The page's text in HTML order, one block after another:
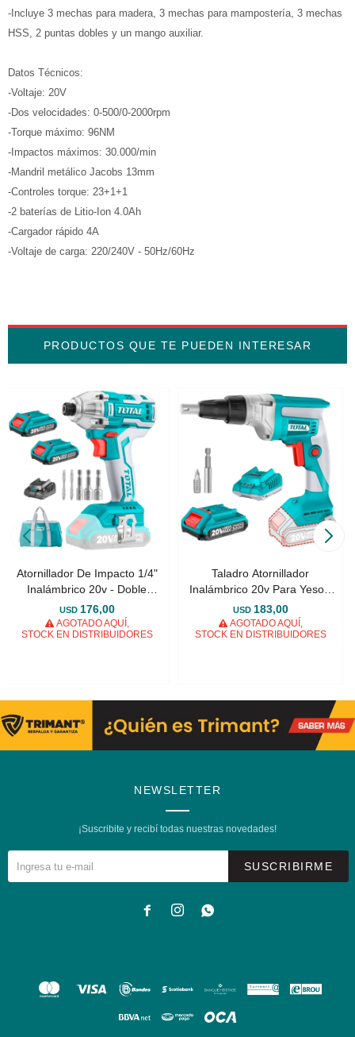
-Incluye 3 mechas para madera, 3 mechas para mampostería, 3 mechas
HSS, 2 puntas dobles y un mango auxiliar.
Datos Técnicos:
-Voltaje: 20V
-Dos velocidades: 0-500/0-2000rpm
-Torque máximo: 96NM
-Impactos máximos: 30.000/min
-Mandril metálico Jacobs 13mm
-Controles torque: 23+1+1
-2 baterías de Litio-Ion 4.0Ah
-Cargador rápido 4A
-Voltaje de carga: 220/240V - 50Hz/60Hz
PRODUCTOS QUE TE PUEDEN INTERESAR
Atornillador De Impacto 1/4"
Inalámbrico 20v - Doble
Batería
USD 176,00
AGOTADO AQUÍ,
STOCK EN DISTRIBUIDORES
Taladro Atornillador
Inalámbrico 20v Para Yeso -
Sin Carbones
USD 183,00
AGOTADO AQUÍ,
STOCK EN DISTRIBUIDORES
NEWSLETTER
¡Suscribite y recibí todas nuestras novedades!
SUSCRIBIRME
  